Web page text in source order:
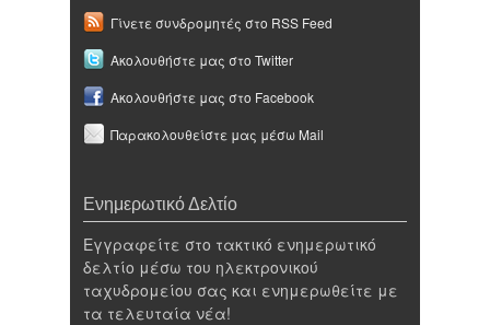
Γίνετε συνδρομητές στο RSS Feed
Ακολουθήστε μας στο Twitter
Ακολουθήστε μας στο Facebook
Παρακολουθείστε μας μέσω Mail
Ενημερωτικό Δελτίο
Εγγραφείτε στο τακτικό ενημερωτικό
δελτίο μέσω του ηλεκτρονικού
ταχυδρομείου σας και ενημερωθείτε με
τα τελευταία νέα!